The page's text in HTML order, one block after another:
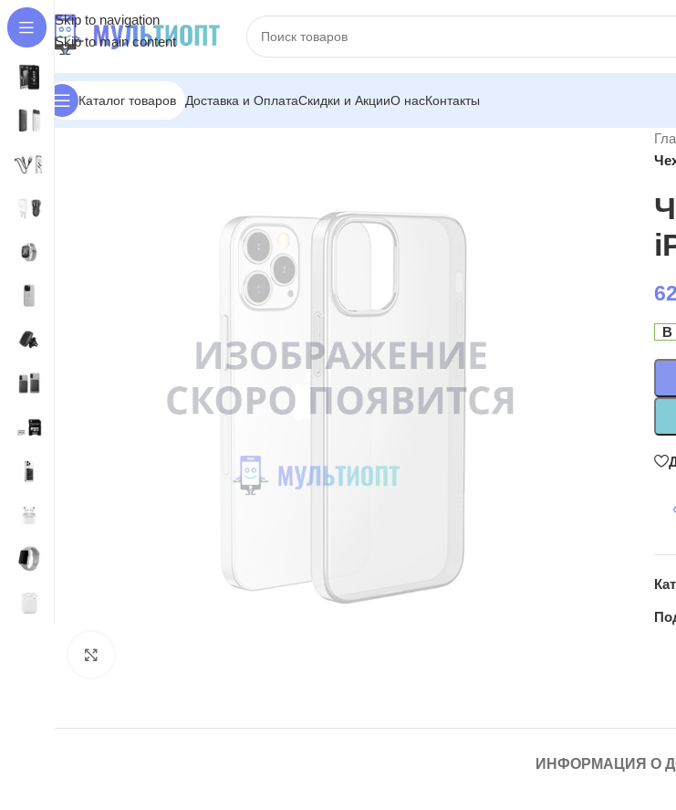
Skip to navigation
Skip to main content
Каталог товаров Доставка и ОплатаСкидки и АкцииО насКонтакты
В
ИНФОРМАЦИЯ О